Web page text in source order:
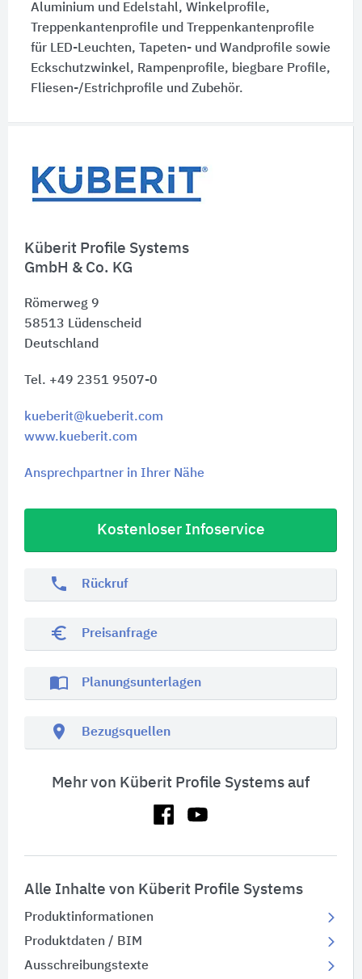
Küberit Profile Systems
GmbH & Co. KG
Römerweg 9
58513 Lüdenscheid
Deutschland
Tel. +49 2351 9507-0
kueberit@kueberit.com
www.kueberit.com
Ansprechpartner in Ihrer Nähe
Kostenloser Infoservice
phone Rückruf
euro_symbol Preisanfrage
import_contacts Planungsunterlagen
location_on Bezugsquellen
Mehr von Küberit Profile Systems auf
Alle Inhalte von Küberit Profile Systems
Produktinformationen
Produktdaten / BIM
Ausschreibungstexte
Aluminium und Edelstahl, Winkelprofile,
Treppenkantenprofile und Treppenkantenprofile
für LED-Leuchten, Tapeten- und Wandprofile sowie
Eckschutzwinkel, Rampenprofile, biegbare Profile,
Fliesen-/Estrichprofile und Zubehör.
Schnelleinstiege